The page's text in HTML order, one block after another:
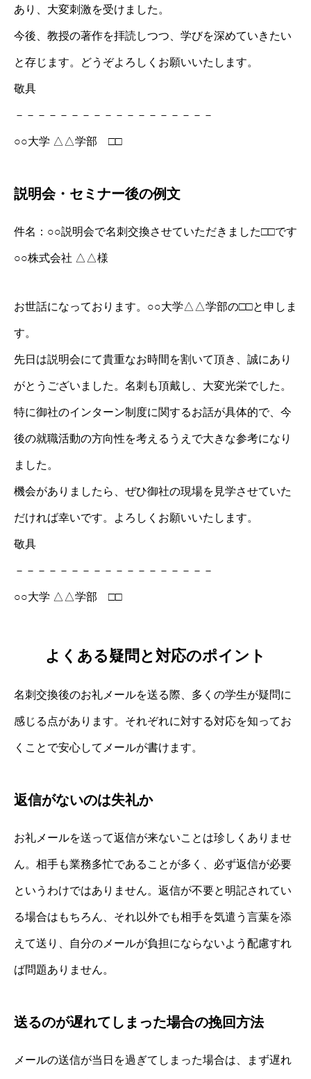
あり、大変刺激を受けました。
今後、教授の著作を拝読しつつ、学びを深めていきたい
と存じます。どうぞよろしくお願いいたします。
敬具
－－－－－－－－－－－－－－－－－－
○○大学 △△学部 □□
説明会・セミナー後の例文
件名：○○説明会で名刺交換させていただきました□□です
○○株式会社 △△様
お世話になっております。○○大学△△学部の□□と申しま
す。
先日は説明会にて貴重なお時間を割いて頂き、誠にあり
がとうございました。名刺も頂戴し、大変光栄でした。
特に御社のインターン制度に関するお話が具体的で、今
後の就職活動の方向性を考えるうえで大きな参考になり
ました。
機会がありましたら、ぜひ御社の現場を見学させていた
だければ幸いです。よろしくお願いいたします。
敬具
－－－－－－－－－－－－－－－－－－
○○大学 △△学部 □□
よくある疑問と対応のポイント
名刺交換後のお礼メールを送る際、多くの学生が疑問に
感じる点があります。それぞれに対する対応を知ってお
くことで安心してメールが書けます。
返信がないのは失礼か
お礼メールを送って返信が来ないことは珍しくありませ
ん。相手も業務多忙であることが多く、必ず返信が必要
というわけではありません。返信が不要と明記されてい
る場合はもちろん、それ以外でも相手を気遣う言葉を添
えて送り、自分のメールが負担にならないよう配慮すれ
ば問題ありません。
送るのが遅れてしまった場合の挽回方法
メールの送信が当日を過ぎてしまった場合は、まず遅れ